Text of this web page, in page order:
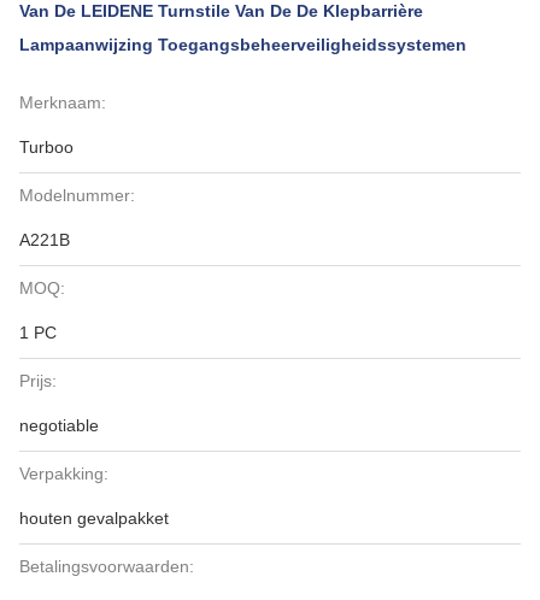
Van De LEIDENE Turnstile Van De De Klepbarrière
Lampaanwijzing Toegangsbeheerveiligheidssystemen
Merknaam:
Turboo
Modelnummer:
A221B
MOQ:
1 PC
Prijs:
negotiable
Verpakking:
houten gevalpakket
Betalingsvoorwaarden: